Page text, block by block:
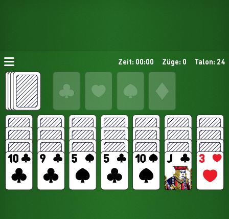
Zeit: 00:00 Züge: 0 Talon: 24